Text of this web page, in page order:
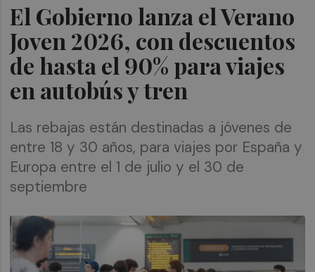
El Gobierno lanza el Verano
Joven 2026, con descuentos
de hasta el 90% para viajes
en autobús y tren
Las rebajas están destinadas a jóvenes de
entre 18 y 30 años, para viajes por España y
Europa entre el 1 de julio y el 30 de
septiembre